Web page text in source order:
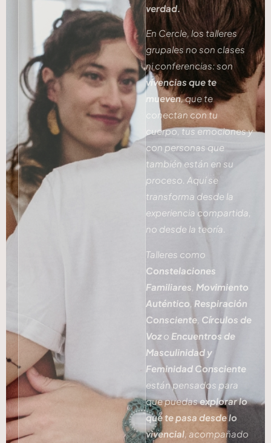
verdad.
En Cercle, los talleres
grupales no son clases
ni conferencias: son
vivencias que te
mueven, que te
conectan con tu
cuerpo, tus emociones y
con personas que
también están en su
proceso. Aquí se
transforma desde la
experiencia compartida,
no desde la teoría.
Talleres como
Constelaciones
Familiares Movimiento
Auténtico Respiración
Consciente, Círculos de
Vozo Encuentros de
Masculinidad y
Feminidad Consciente
están pensados para
que puedasexplorar lo
que te pasa desde lo
vivencial, acompañado